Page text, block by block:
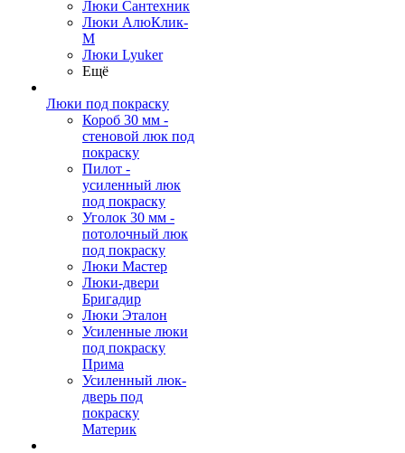
Люки Сантехник
Люки АлюКлик-
М
Люки Lyuker
Ещё
Люки под покраску
Короб 30 мм -
стеновой люк под
покраску
Пилот -
усиленный люк
под покраску
Уголок 30 мм -
потолочный люк
под покраску
Люки Мастер
Люки-двери
Бригадир
Люки Эталон
Усиленные люки
под покраску
Прима
Усиленный люк-
дверь под
покраску
Материк